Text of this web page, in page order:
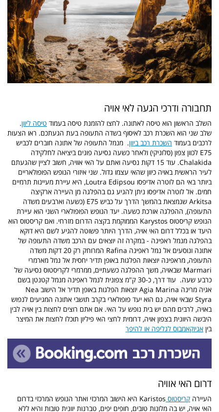
תחבורה ודרכי הגעה לאי אויה
השלב הראשון הוא טיסה לאתונה. לחצו להזמנת טיסה בעמוד טיסה ליוון.
שלב שני הוא השכרת רכב לאיסוף בשדה התעופה בעת הגעתכם. ראו הצעות
לרכבים בעמוד השכרת רכב ביוון. מנמל התעופה של אתונה חוברים לכביש
E75 לכוון צפון (סלוניקי) ולאחר כשעה נסיעה פונים ביציאה לחלקידה
Chalakida. עוד 15 דקות נסיעה ואתם על האי אוויה, חשוב לציין שהגעתם
לעיר הראשית באויה כיוון שהאי עצמו גדול. שני איזורי הנופש הפופולאריים
ביותר באי הם לוטרה אדיפסו Loutra Edipsou, היא עיירת מעיינות תרמיים
חמים. אל לוטרה אדיפסו ניתן להגיע גם בהפלגה מן העיירה ארקיצה
Arkitsa שנמצאת בהמשך הדרך על כביש E75 (כשעה וארבעים משדה
התעופה), ההפלגה אורכת כשעה. יעד הנופש הפופולארי השני הוא עיירת
הנופש קריסטוס Karystos הממוקמת בקצה הדרום מזרחי. ואם קריסטוס הוא
היעד או בכלל דרום האי אויה, הדרך היותר פשוטה להגיע לשם היא דוקא
בהפלגה מנמל ראפינה - במקרה זה יוצאים עם הרכב משדה התעופה של
אתונה ונוסעים אל נמל ראפינה Rafina המרוחק רק 20 דקות משדה
התעופה, מראפינה יוצאות הפלגות באופן תדיר יחסית אל נמל מארמרי
Marmari שבאויה, משך ההפלגה כשעתיים, ממרמרי לקריסטוס נסיעה של
כרבע שעה.
עוד דרך, כ-30 ק"מ צפונית לנמל ראפינה מנמל קטנטן בשם
אגיה מרינה Agia Marina יוצאות הפלגות באופן תדיר אל הישוב Nea
Styra שבאי אויה, גם הוא יעד פופולארי בקרב תושבי אתונה המגיעים לנפוש
באויה, לרבים מהם יש בית נופש על האי. אם אתם רוצים לחצות בין אויה לבין
היבשה היוונית בצפון אויה, דרומית לחצי האי פיליון תוכלו לחצות את המיצר
בין אגיוקאמבוס לגליפה או להיפך
דרום האי אוויה
העיירה קריסטוס Karistos היא הישוב המרכזי ואתר הנופש המרכזי בדרום
האי אויה, יש בה מלונות טובים, חופים יפים, טברנות יוונית טובות והיא ללא